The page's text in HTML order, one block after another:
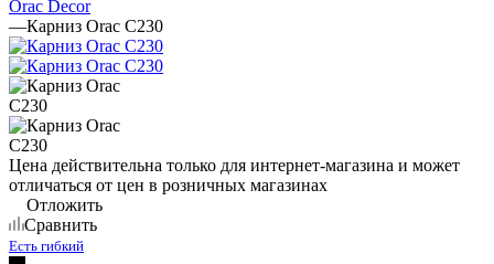
Orac Decor
—Карниз Orac C230
Цена действительна только для интернет-магазина и может
отличаться от цен в розничных магазинах
Отложить
Сравнить
Есть гибкий